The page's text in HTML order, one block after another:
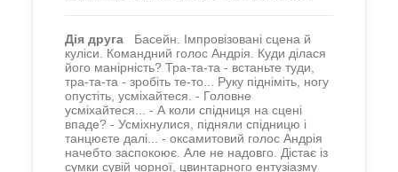
Дія друга Басейн. Імпровізовані сцена й
куліси. Командний голос Андрія. Куди ділася
його манірність? Тра-та-та - встаньте туди,
тра-та-та - зробіть те-то... Руку підніміть, ногу
опустіть, усміхайтеся. - Головне
усміхайтеся... - А коли спідниця на сцені
впаде? - Усміхнулися, підняли спідницю і
танцюєте далі... - оксамитовий голос Андрія
начебто заспокоює. Але не надовго. Дістає із
сумки сувій чорної, цвинтарного ентузіазму